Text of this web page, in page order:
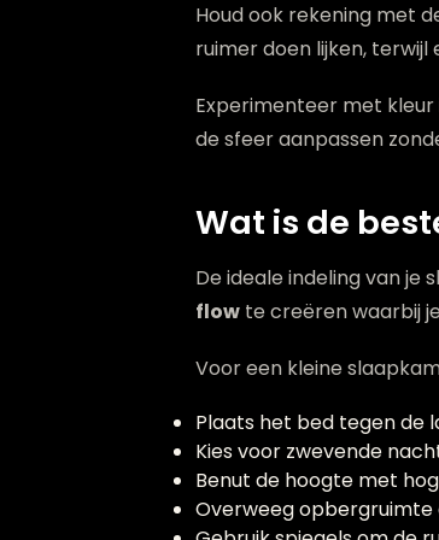
Houd ook rekening met
ruimer doen lijken,
Experimenteer met kleur
de sfeer aanpassen
Wat is de
De ideale indeling van
flow te creëren waarbij
Voor een kleine
Plaats het bed tegen de
Kies voor zwevende
Benut de hoogte met
Overweeg